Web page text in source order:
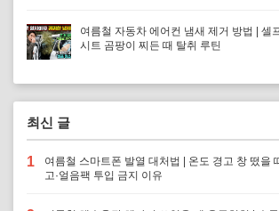
여름철 자동차 에어컨 냄새 제거 방법 | 셀
시트 곰팡이 찌든 때 탈취 루틴
최신 글
1
여름철 스마트폰 발열 대처법 | 온도 경고 창 떴을
고·얼음팩 투입 금지 이유